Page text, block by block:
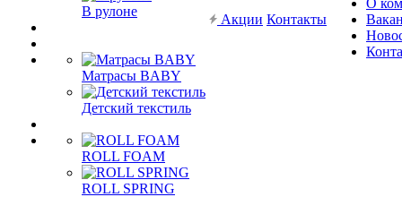
В рулоне
Матрасы BABY
Детский текстиль
ROLL FOAM
ROLL SPRING
Акции Контакты
О